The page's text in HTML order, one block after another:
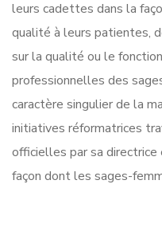
leurs cadettes dans la
qualité à leurs patientes,
sur la qualité ou le
professionnelles des
caractère singulier de la
initiatives réformatrices
officielles par sa
façon dont les sages-